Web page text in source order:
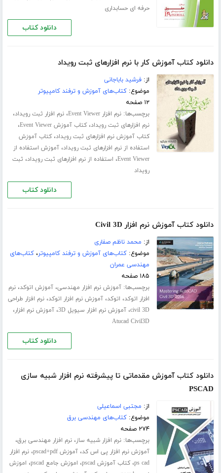
حرفه ای حسابداری
دانلود کتاب
دانلود کتاب آموزش کار با نرم افزارهای ثبت رویداد
از:فرشید باباجانی
موضوع:کتاب‌های آموزش و ترفند کامپیوتر
۱۲ صفحه
برچسب‌ها:نرم افزار Event Viewer ،نرم افزار ثبت رویداد،
نرم افزارهای ثبت رویداد،کتاب آموزش Event Viewer ،
کتاب آموزش نرم افزارهای ثبت رویداد،کتاب آموزش
استفاده از نرم افزارهای ثبت رویداد،آموزش استفاده از
Event Viewer، استفاده از نرم افزارهای ثبت رویداد، ثبت
رویداد
دانلود کتاب
دانلود کتاب آموزش نرم افزار Civil 3D
از: محمد ناظم صفاری
موضوع:کتاب‌های آموزش و ترفند کامپیوتر،کتاب‌های
مهندسی عمران
۱۸۵ صفحه
برچسب‌ها:آموزش نرم افزار مهندسی،آموزش اتوکد،نرم
افزار اتوکد، اتوکد،آموزش نرم افزار اتوکد،نرم افزار طراحی
civil 3D،آموزش نرم افزار سیویل 3D ،آموزش نرم افزار،
Atucad Civil3D
دانلود کتاب
دانلود کتاب آموزش مقدماتی تا پیشرفته نرم افزار شبیه سازی
PSCAD
از: مجتبی اسماعیلی
موضوع:کتاب‌های مهندسی برق
۲۷۴ صفحه
برچسب‌ها:نرم افزار شبیه ساز،نرم افزار مهندسی برق،
آموزش نرم افزار پی اس کد،آموزش pscad+pdf ،نرم افزار
ps cad،کتاب آموزش pscad ، اموزش جامع pscad ، اموزش